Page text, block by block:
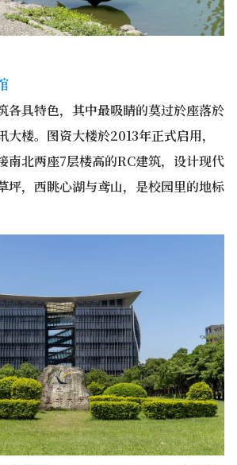
各具特色，其中最吸睛的莫过於座落於
大楼。图资大楼於2013年正式启用，
南北两座7层楼高的RC建筑，设计现代
坪，西眺心湖与鸢山，是校园里的地标